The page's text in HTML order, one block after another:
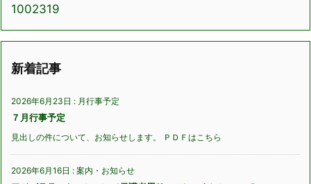
1002319
新着記事
2026年6月23日 : 月行事予定
７月行事予定
見出しの件について、お知らせします。 ＰＤＦはこちら
2026年6月16日 : 案内・お知らせ